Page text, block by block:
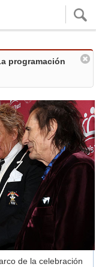
programación
de la celebración